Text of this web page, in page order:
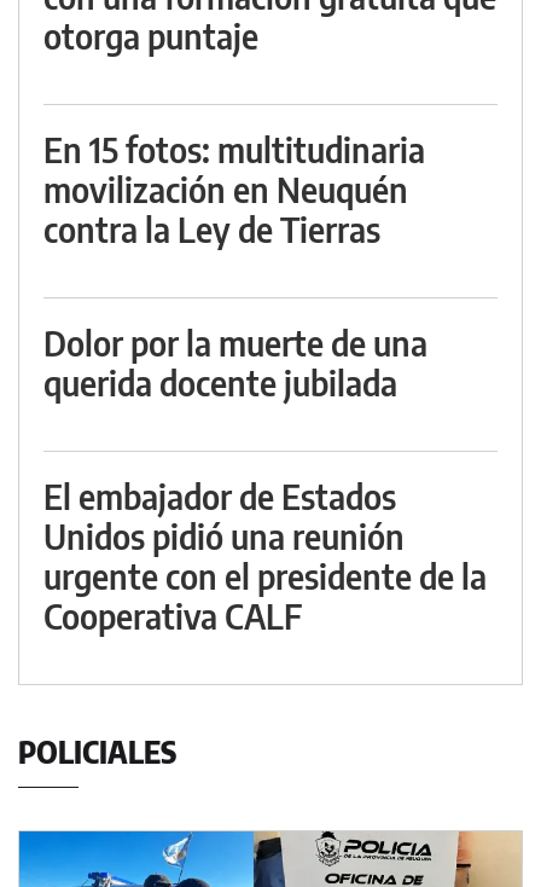
otorga puntaje
En 15 fotos: multitudinaria
movilización en Neuquén
contra la Ley de Tierras
Dolor por la muerte de una
querida docente jubilada
El embajador de Estados
Unidos pidió una reunión
urgente con el presidente de la
Cooperativa CALF
POLICIALES